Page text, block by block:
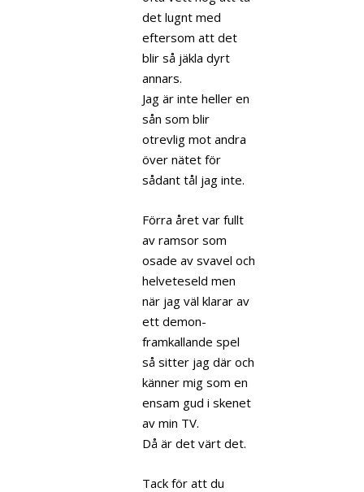
det lugnt med
eftersom att det
blir så jäkla dyrt
annars.
Jag är inte heller en
sån som blir
otrevlig mot andra
över nätet för
sådant tål jag inte.
Förra året var fullt
av ramsor som
osade av svavel och
helveteseld men
när jag väl klarar av
ett demon-
framkallande spel
så sitter jag där och
känner mig som en
ensam gud i skenet
av min TV.
Då är det värt det.
Tack för att du